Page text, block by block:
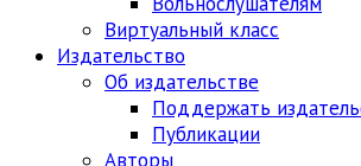
Виртуальный класс
Издательство
Об издательстве
Поддержать
Публикации
Авторы